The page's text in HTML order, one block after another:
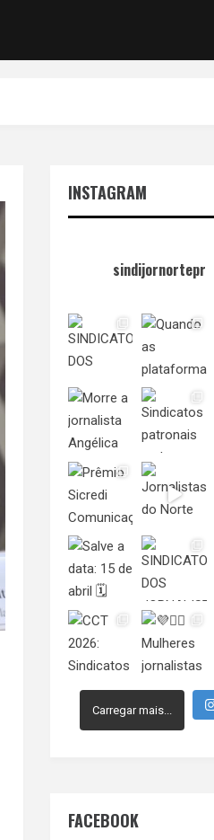
INSTAGRAM
sindijornortepr
Carregar mais...
FACEBOOK